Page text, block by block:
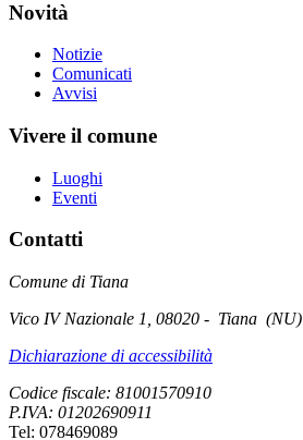
Novità
Notizie
Comunicati
Avvisi
Vivere il comune
Luoghi
Eventi
Contatti
Comune di Tiana
Vico IV Nazionale 1, 08020 - Tiana (NU)
Dichiarazione di accessibilità
Codice fiscale: 81001570910
P.IVA: 01202690911
Tel: 078469089